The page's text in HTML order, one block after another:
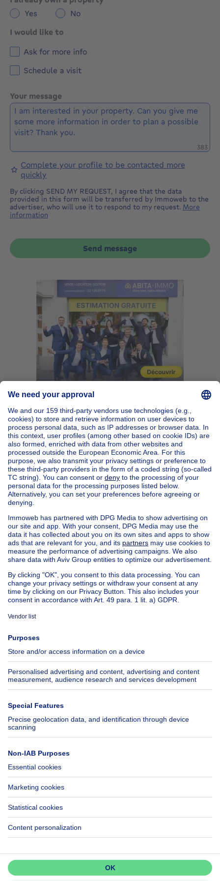
Yes
No
I would like to
Ask for more info
Schedule a visit
Your message
383
Complete your profile to be contacted more
quickly
By clicking SEND MY REQUEST, I agree that the data
provided in this form will be transferred by Immoweb to the
advertiser, who will use it to respond to my request. More
information
Send message
Home Belgium
Brussels (province)
Brussels (district)
Buy your house in Woluwe-saint-lambert
House out of BelgiumHouse for sale France
House for sale Spain
House for sale Italy
House for sale Luxembourg
House for sale Netherlands
Our cheap propertiesCheap houses for sale
Cheap apartments for rent
About
Immoweb
Jobs
Axel Springer Group
SeLoger.com
Immowelt.de
Tools
Insurances
Help
FAQ
Accessibility
Contact us
Follow Us
Immoweb SA © 2026 - All rights reserved
Terms of use Cookie settings Privacy Ranking rules
3044 -
d2b95f88ad4c2e3527743d6bd81664b3a2df8b8e -